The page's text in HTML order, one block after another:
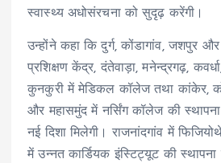
स्वास्थ्य अधोसंरचना को सुदृढ़ करेंगी।
उन्होंने कहा कि दुर्ग, कोंडागांव, जशपुर
प्रशिक्षण केंद्र, दंतेवाड़ा, मनेन्द्रगढ़,
कुनकुरी में मेडिकल कॉलेज तथा कांकेर,
और महासमुंद में नर्सिंग कॉलेज की स्थापना
नई दिशा मिलेगी। राजनांदगांव में
में उन्नत कार्डियक इंस्टिट्यूट की स्थापना